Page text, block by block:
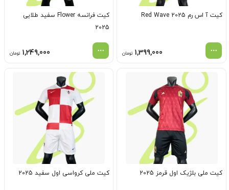
کیت آ اس رم Red Wave 2025
1,399,000 تومان
کیت فرانسه Flower سفید طلایی
2025
1,249,000 تومان
کیت ملی بلژیک اول قرمز 2025 کیت ملی کرواسی اول سفید 2025